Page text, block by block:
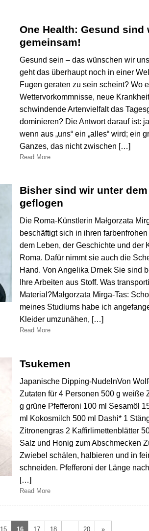
One Health: Gesund sind
gemeinsam!
Gesund sein – das wünschen wir
geht das überhaupt noch in einer
Fugen geraten zu sein scheint? Wo
Wettervorkommnisse, neue
schwindende Artenvielfalt das
dominieren? Die Antwort darauf ist:
wenn aus „uns“ ein „alles“ wird; ein
Ganzes, das nicht zwischen […]
Read More
Bisher sind wir unter dem
geflogen
Die Roma-Künstlerin Małgorzata
beschäftigt sich in ihren
dem Leben, der Geschichte und der
Roma. Dafür nimmt sie auch die
Hand. Von Angelika Drnek Sie sind
Ihre Arbeiten aus Stoff. Was
Material?Małgorzata Mirga-Tas:
meines Studiums habe ich
Kleider umzunähen, […]
Read More
Tsukemen
Japanische Dipping-NudelnVon
Zutaten für 4 Personen 500 g weiße
g grüne Pfefferoni 100 ml Sesamöl
ml Kokosmilch 500 ml Dashi* 1
Zitronengras 2 Kaffirlimettenblätter
Salz und Honig zum Abschmecken
Zwiebel schälen, halbieren und in
schneiden. Pfefferoni der Länge
[…]
Read More
15 16 17 18 20 »